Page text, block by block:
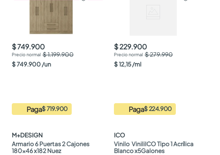
$ 749.900
$ 1.199.900
$749.900 /un
Paga$ 719.900
M+DESIGN
Armario 6 Puertas 2 Cajones
180x46 x182 Nuez
$ 229.900
$ 279.990
$12,15 /ml
Paga$ 224.900
ICO
Vinilo  ViniliICO Tipo 1 Acrílica
Blanco x5Galones